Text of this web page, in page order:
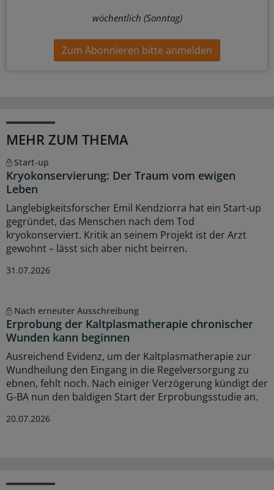
wöchentlich (Sonntag)
Zum Abonnieren bitte anmelden
MEHR ZUM THEMA
Start-up
Kryokonservierung: Der Traum vom ewigen
Leben
Langlebigkeitsforscher Emil Kendziorra hat ein Start-up
gegründet, das Menschen nach dem Tod
kryokonserviert. Kritik an seinem Projekt ist der Arzt
gewohnt – lässt sich aber nicht beirren.
31.07.2026
Nach erneuter Ausschreibung
Erprobung der Kaltplasmatherapie chronischer
Wunden kann beginnen
Ausreichend Evidenz, um der Kaltplasmatherapie zur
Wundheilung den Eingang in die Regelversorgung zu
ebnen, fehlt noch. Nach einiger Verzögerung kündigt der
G-BA nun den baldigen Start der Erprobungsstudie an.
20.07.2026